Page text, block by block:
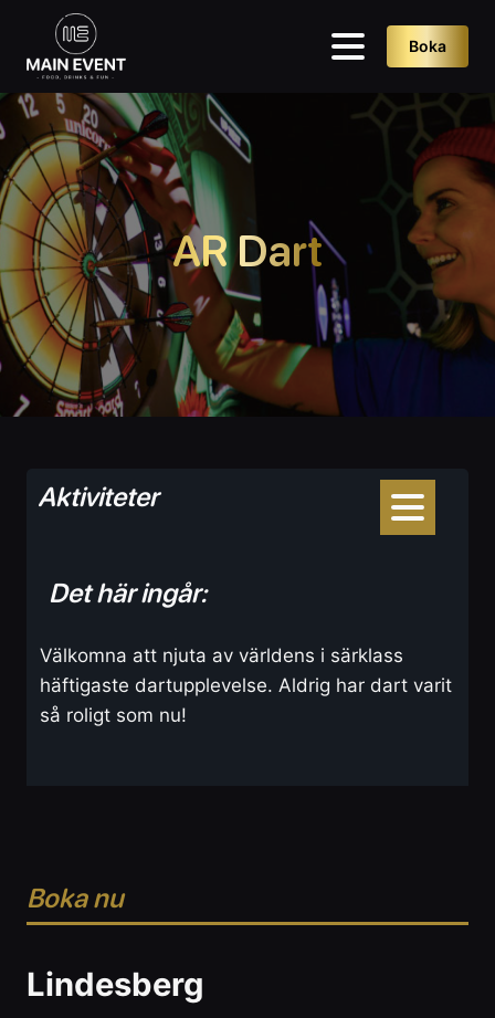
Boka
AR Dart
Aktiviteter
Det här ingår:
Välkomna att njuta av världens i särklass
häftigaste dartupplevelse. Aldrig har dart varit
så roligt som nu!
Boka nu
Lindesberg